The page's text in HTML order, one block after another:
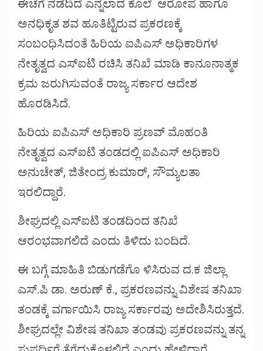
ಈಚೆಗೆ ನಡೆದಿದೆ ಎನ್ನಲಾದ ಕೊಲೆ ಆರೋಪ ಹಾಗೂ
ಅನಧಿಕೃತ ಶವ ಹೂತಿಟ್ಟಿರುವ ಪ್ರಕರಣಕ್ಕೆ
ಸಂಬಂಧಿಸಿದಂತೆ ಹಿರಿಯ ಐಪಿಎಸ್ ಅಧಿಕಾರಿಗಳ
ನೇತೃತ್ವದ ಎಸ್ಐಟಿ ರಚಿಸಿ ತನಿಖೆ ಮಾಡಿ ಕಾನೂನಾತ್ಮಕ
ಕ್ರಮ ಜರುಗಿಸುವಂತೆ ರಾಜ್ಯ ಸರ್ಕಾರ ಆದೇಶ
ಹೊರಡಿಸಿದೆ.
ಹಿರಿಯ ಐಪಿಎಸ್ ಅಧಿಕಾರಿ ಪ್ರಣವ್ ಮೊಹಂತಿ
ನೇತೃತ್ವದ ಎಸ್‌ಐಟಿ ತಂಡದಲ್ಲಿ ಐಪಿಎಸ್ ಅಧಿಕಾರಿ
ಅನುಚೇತ್, ಜಿತೇಂದ್ರ ಕುಮಾರ್, ಸೌಮ್ಯಲತಾ
ಇರಲಿದ್ದಾರೆ.
ಶೀಘ್ರದಲ್ಲಿ ಎಸ್‌ಐಟಿ ತಂಡದಿಂದ ತನಿಖೆ
ಆರಂಭವಾಗಲಿದೆ ಎಂದು ತಿಳಿದು‌ ಬಂದಿದೆ.
ಈ ಬಗ್ಗೆ ಮಾಹಿತಿ ಬಿಡುಗಡೆಗೊ ಳಿಸಿರುವ ದ.ಕ ಜಿಲ್ಲಾ‌
ಎಸ್.ಪಿ ಡಾ. ಅರುಣ್ ಕೆ., ಪ್ರಕರಣವನ್ನು ವಿಶೇಷ ತನಿಖಾ
ತಂಡಕ್ಕೆ ವರ್ಗಾಯಿಸಿ ರಾಜ್ಯ ಸರ್ಕಾರವು ಅದೇಶಿಸಿರುತ್ತದೆ.
ಶೀಘ್ರದಲ್ಲೇ ವಿಶೇಷ ತನಿಖಾ ತಂಡವು ಪ್ರಕರಣವನ್ನು ತನ್ನ